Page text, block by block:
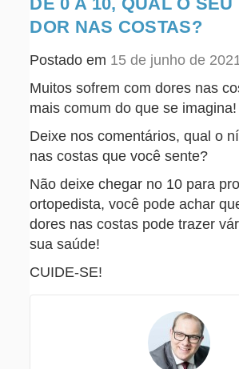
DOR NAS COSTAS?
Postado em 15 de junho de
Muitos sofrem com dores nas
mais comum do que se imagina!
Deixe nos comentários, qual o
nas costas que você sente?
Não deixe chegar no 10 para
ortopedista, você pode achar
dores nas costas pode trazer
sua saúde!
CUIDE-SE!